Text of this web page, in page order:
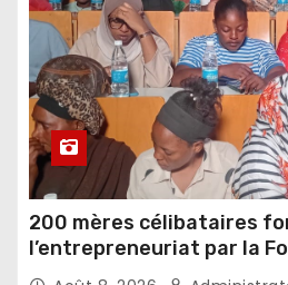
200 mères célibataires
l’entrepreneuriat par la
Umugiraneza et l’OPDD